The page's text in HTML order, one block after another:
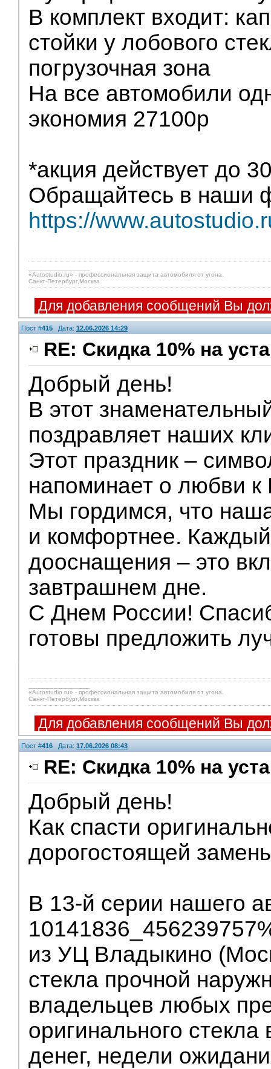
В комплект входит:
стойки у лобового
погрузочная зона
На все автомобили
экономия 27100р
*акция действует до
Обращайтесь в наши
https://
«Autostudio.ru» - профессиональная защита автомобиля от угона.
Санкт-Петербург,Москва
Для добавления сообщений Вы
Пост #415 Дата: 12.06.2026 14:29
RE: Скидка 10% на
Добрый день!
В этот
поздравляет наших
Этот праздник –
напоминает о любви
Мы гордимся, что
и комфортнее.
дооснащения – это
завтрашнем дне.
С Днем России!
готовы предложить
«Autostudio.ru» - профессиональная защита автомобиля от угона.
Санкт-Петербург,Москва
Для добавления сообщений Вы
Пост #416 Дата: 17.06.2026 08:43
RE: Скидка 10% на
Добрый день!
Как спасти
дорогостоящей
В 13-й серии нашего
из УЦ Владыкино
стекла прочной
владельцев любых
оригинального
денег, недели